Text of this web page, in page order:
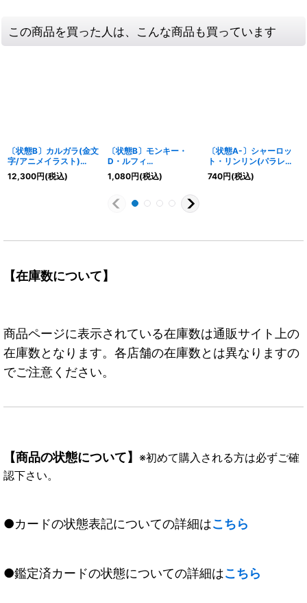
この商品を買った人は、こんな商品も買っています
〔状態B〕カルガラ(金文
字/アニメイラスト)
【L】{OP08-098}
12,300円(税込)
〔状態B〕モンキー・
D・ルフィ
(illust:tasaka)【P】{P-
041}
1,080円(税込)
〔状態A-〕シャーロッ
ト・リンリン(パラレ
ル/illust:Hayaken-
sarena)【SR/P】
740円(税込)
【在庫数について】
商品ページに表示されている在庫数は通販サイト上の
在庫数となります。各店舗の在庫数とは異なりますの
でご注意ください。
【商品の状態について】 ※初めて購入される方は必ずご確
認下さい。
●カードの状態表記についての詳細はこちら
●鑑定済カードの状態についての詳細はこちら